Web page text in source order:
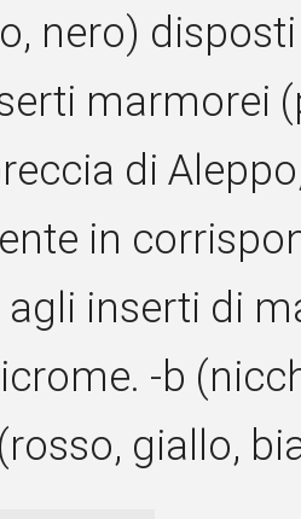
nero)
marmorei
di
in
agli inserti di
-b
giallo,